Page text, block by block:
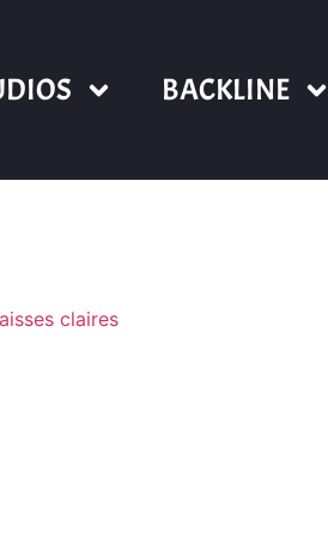
BACKLINE
claires